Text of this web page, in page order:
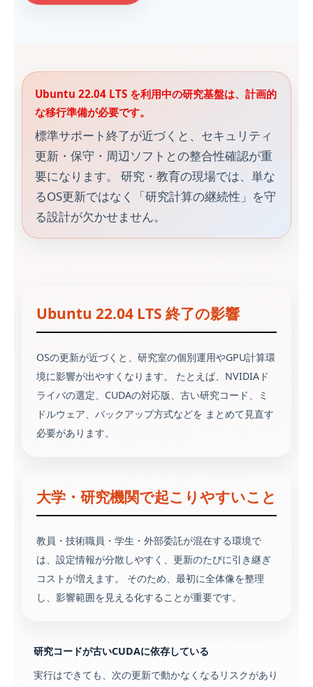
Ubuntu 22.04 LTS を利用中の研究基盤は、計画的
な移行準備が必要です。
標準サポート終了が近づくと、セキュリティ
更新・保守・周辺ソフトとの整合性確認が重
要になります。 研究・教育の現場では、単な
るOS更新ではなく「研究計算の継続性」を守
る設計が欠かせません。
Ubuntu 22.04 LTS 終了の影響
OSの更新が近づくと、研究室の個別運用やGPU計算環
境に影響が出やすくなります。 たとえば、NVIDIAド
ライバの選定、CUDAの対応版、古い研究コード、ミ
ドルウェア、バックアップ方式などを まとめて見直す
必要があります。
大学・研究機関で起こりやすいこと
教員・技術職員・学生・外部委託が混在する環境で
は、設定情報が分散しやすく、更新のたびに引き継ぎ
コストが増えます。 そのため、最初に全体像を整理
し、影響範囲を見える化することが重要です。
研究コードが古いCUDAに依存している
実行はできても、次の更新で動かなくなるリスクがあり